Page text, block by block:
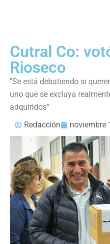
Cutral Co:
Rioseco
"Se está debatiendo si
uno que se excluya
adquiridos"
Redacción
noviembre